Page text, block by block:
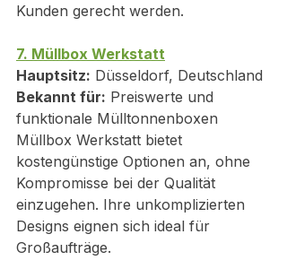
Kunden gerecht werden.
7. Müllbox Werkstatt
Hauptsitz: Düsseldorf, Deutschland
Bekannt für: Preiswerte und
funktionale Mülltonnenboxen
Müllbox Werkstatt bietet
kostengünstige Optionen an, ohne
Kompromisse bei der Qualität
einzugehen. Ihre unkomplizierten
Designs eignen sich ideal für
Großaufträge.